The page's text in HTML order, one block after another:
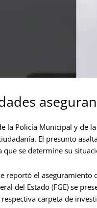
la Policía Municipal y de
El presunto
que se determine su
reportó el aseguramiento
del Estado (FGE) se
carpeta de